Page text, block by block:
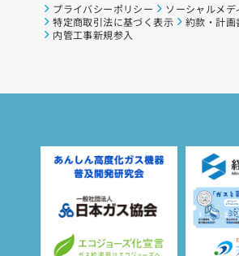
プライバシーポリシー
ソーシャルメデ
特定商取引法に基づく表示
約款・計画
内管工事新規参入